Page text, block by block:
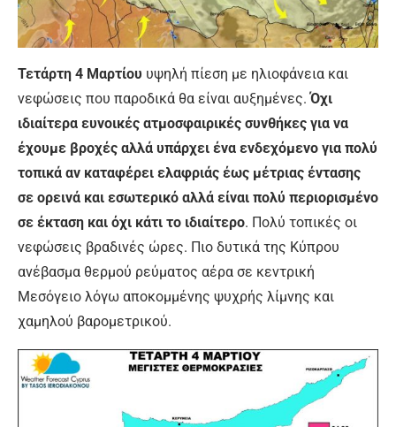
Τετάρτη 4 Μαρτίου υψηλή πίεση με ηλιοφάνεια και
νεφώσεις που παροδικά θα είναι αυξημένες.Όχι
ιδιαίτερα ευνοικές ατμοσφαιρικές συνθήκες για να
έχουμε βροχές αλλά υπάρχει ένα ενδεχόμενο για πολύ
τοπικά αν καταφέρει ελαφριάς έως μέτριας έντασης
σε ορεινά και εσωτερικό αλλά είναι πολύ περιορισμένο
σε έκταση και όχι κάτι το ιδιαίτερο. Πολύ τοπικές οι
νεφώσεις βραδινές ώρες. Πιο δυτικά της Κύπρου
ανέβασμα θερμού ρεύματος αέρα σε κεντρική
Μεσόγειο λόγω αποκομμένης ψυχρής λίμνης και
χαμηλού βαρομετρικού.